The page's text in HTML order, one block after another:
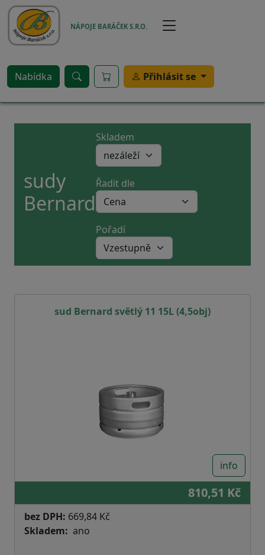
Přejít k hlavnímu obsahu
NÁPOJE BARÁČEK S.R.O.
Nabídka Přihlásit se
sudy
Bernard
Skladem
Řadit dle
Pořadí
sud Bernard světlý 11 15L (4,5obj)
info
810,51 Kč
bez DPH: 669,84 Kč
Skladem
ano